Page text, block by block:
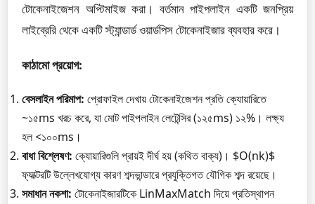
টোকেনাইজেশন অপ্টিমাইজ করা। বর্তমান পাইপলাইন একটি জনপ্রিয়
লাইব্রেরি থেকে একটি স্ট্যান্ডার্ড ওয়ার্ডপিস টোকেনাইজার ব্যবহার করে।
কাঠামো প্রয়োগ:
বেসলাইন পরিমাপ: প্রোফাইল দেখায় টোকেনাইজেশন প্রতি ক্যোয়ারিতে
~১৫ms খরচ করে, যা মোট পাইপলাইন লেটেন্সির (১২৫ms) ১২%। লক্ষ্য
হল <১০০ms।
বাধা বিশ্লেষণ: ক্যোয়ারিগুলি প্রায়ই দীর্ঘ হয় (কথিত বাক্য)। $O(nk)$
ফ্যাক্টরটি উল্লেখযোগ্য কারণ শব্দভান্ডারে প্রযুক্তিগত যৌগিক শব্দ রয়েছে।
সমাধান নকশা: টোকেনাইজারটিকে LinMaxMatch দিয়ে প্রতিস্থাপন